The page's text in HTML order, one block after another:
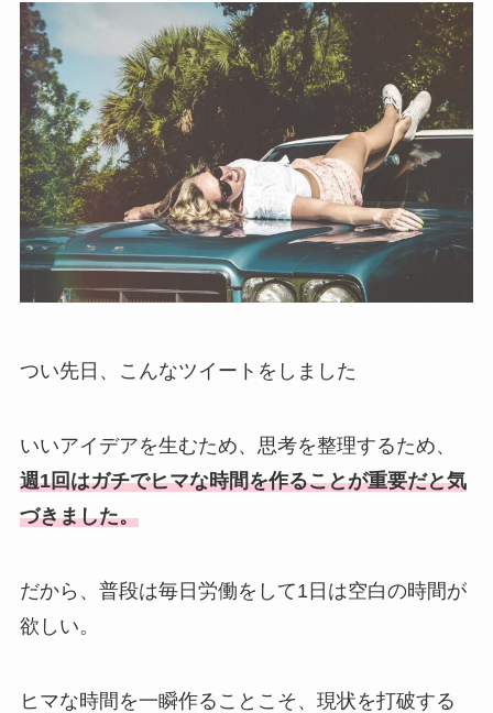
つい先日、こんなツイートをしました
いいアイデアを生むため、思考を整理するため、
週1回はガチでヒマな時間を作ることが重要だと気
づきました。
だから、普段は毎日労働をして1日は空白の時間が
欲しい。
ヒマな時間を一瞬作ることこそ、現状を打破する